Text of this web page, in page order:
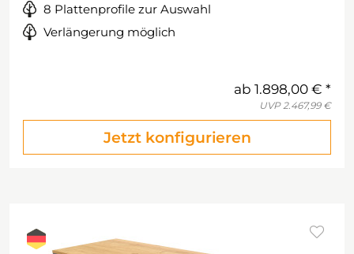
8 Plattenprofile zur Auswahl
Verlängerung möglich
ab 1.898,00 €
UVP 2.467,99 €
Jetzt konfigurieren